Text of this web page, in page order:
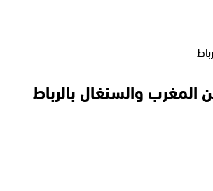
المغرب والسنغال بالرباط